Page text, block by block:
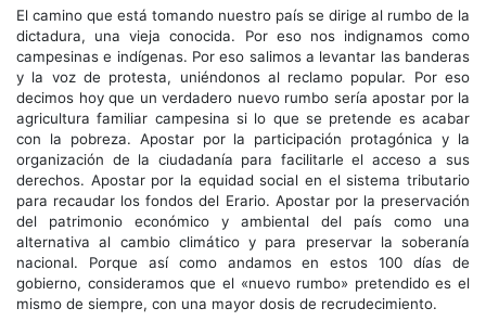
El camino que está tomando nuestro país se dirige al rumbo de la
dictadura, una vieja conocida. Por eso nos indignamos como
campesinas e indígenas. Por eso salimos a levantar las banderas
y la voz de protesta, uniéndonos al reclamo popular. Por eso
decimos hoy que un verdadero nuevo rumbo sería apostar por la
agricultura familiar campesina si lo que se pretende es acabar
con la pobreza. Apostar por la participación protagónica y la
organización de la ciudadanía para facilitarle el acceso a sus
derechos. Apostar por la equidad social en el sistema tributario
para recaudar los fondos del Erario. Apostar por la preservación
del patrimonio económico y ambiental del país como una
alternativa al cambio climático y para preservar la soberanía
nacional. Porque así como andamos en estos 100 días de
gobierno, consideramos que el «nuevo rumbo» pretendido es el
mismo de siempre, con una mayor dosis de recrudecimiento.